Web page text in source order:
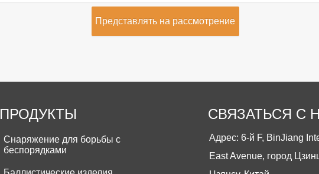
Представлять на рассмотрение
ПРОДУКТЫ
Снаряжение для борьбы с
беспорядками
СВЯЗАТЬСЯ С
Адрес: 6-й F, BinJiang
East Avenue, город